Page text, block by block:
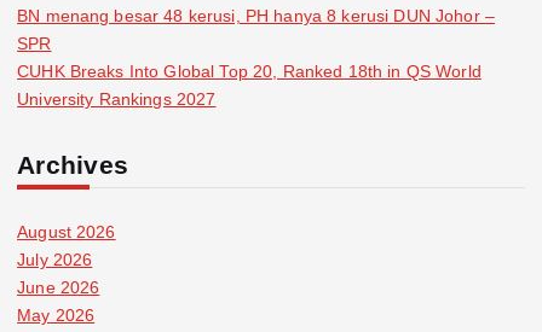
BN menang besar 48 kerusi, PH hanya 8 kerusi DUN Johor –
SPR
CUHK Breaks Into Global Top 20, Ranked 18th in QS World
University Rankings 2027
Archives
August 2026
July 2026
June 2026
May 2026